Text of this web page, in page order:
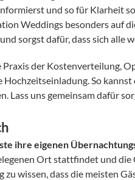
und so für Klarheit
Weddings besonders auf
und sorgst dafür, dass sich alle
der Kostenverteilung,
So kannst
uns gemeinsam dafür
ihre eigenen
Ort stattfindet und
wissen, dass die meisten